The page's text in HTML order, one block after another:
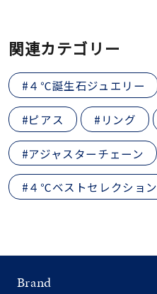
関連カテゴリー
#４℃誕生石ジュエリー
#ピアス #リング
#アジャスターチェーン
#４℃ベストセレクション
Brand